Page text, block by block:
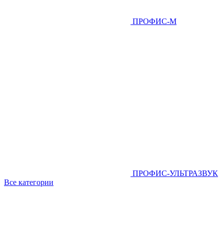
ПРОФИС-М
ПРОФИС-УЛЬТРАЗВУК
Все категории